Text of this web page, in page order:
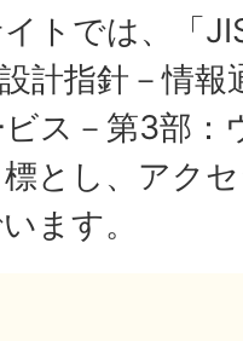
イトでは、「
計指針－情
ビス－第3部
とし、アク
ます。